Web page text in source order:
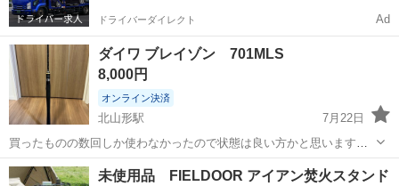
ドライバーダイレクト Ad
ダイワ ブレイゾン 701MLS
8,000円
オンライン決済
北山形駅
7月22日
買ったものの数回しか使わなかったので状態は良い方かと思います。
KガイドなのでPEを使用してのソルトフィッシングでも行けます。 画
像追加希望あれば連絡下さい。
山形 山形市 北山形駅
未使用品 FIELDOOR アイアン焚火スタンド